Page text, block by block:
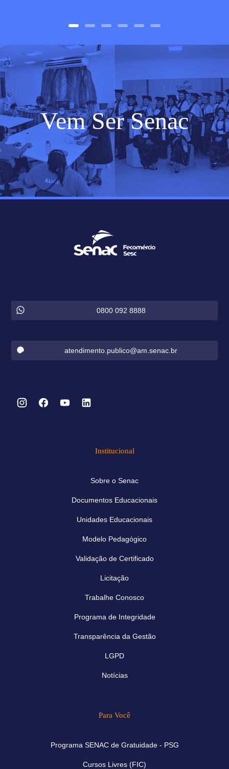
Vem Ser Senac
0800 092 8888
atendimento.publico@am.senac.br
Institucional
Sobre o Senac
Documentos Educacionais
Unidades Educacionais
Modelo Pedagógico
Validação de Certificado
Licitação
Trabalhe Conosco
Programa de Integridade
Transparência da Gestão
LGPD
Notícias
Para Você
Programa SENAC de Gratuidade - PSG
Cursos Livres (FIC)